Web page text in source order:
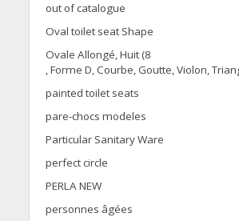
out of catalogue
Oval toilet seat Shape
Ovale Allongé, Huit (8
, Forme D, Courbe, Goutte, Violon,
painted toilet seats
pare-chocs modeles
Particular Sanitary Ware
perfect circle
PERLA NEW
personnes âgées